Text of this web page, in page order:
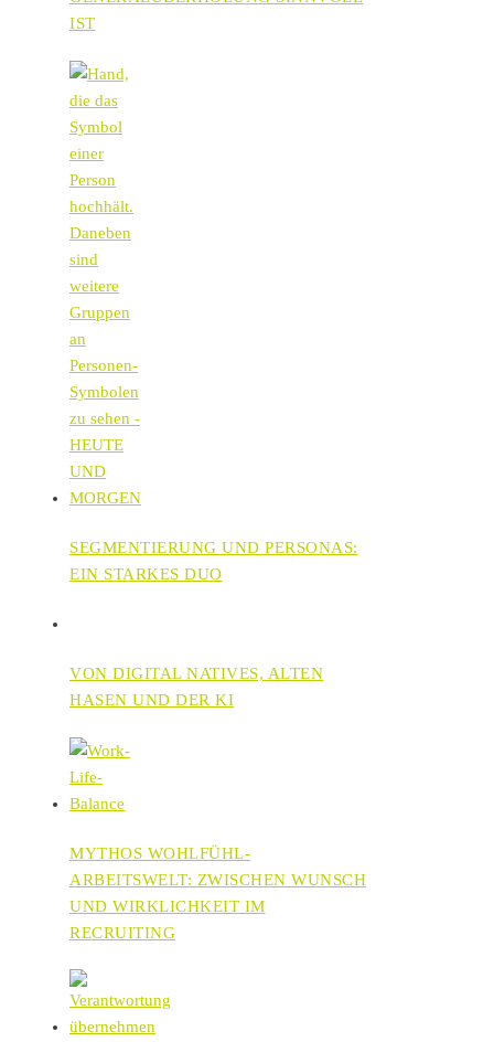
IST
SEGMENTIERUNG UND PERSONAS:
EIN STARKES DUO
VON DIGITAL NATIVES, ALTEN
HASEN UND DER KI
MYTHOS WOHLFÜHL-
ARBEITSWELT: ZWISCHEN WUNSCH
UND WIRKLICHKEIT IM
RECRUITING